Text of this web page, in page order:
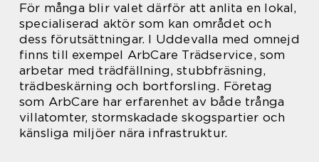
För många blir valet därför att anlita en lokal,
specialiserad aktör som kan området och
dess förutsättningar. I Uddevalla med omnejd
finns till exempel ArbCare Trädservice, som
arbetar med trädfällning, stubbfräsning,
trädbeskärning och bortforsling. Företag
som ArbCare har erfarenhet av både trånga
villatomter, stormskadade skogspartier och
känsliga miljöer nära infrastruktur.